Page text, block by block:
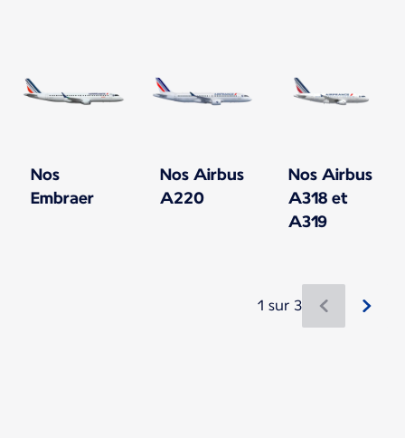
Nos
Embraer
Nos Airbus
A220
Nos Airbus
A318 et
A319
1 sur 3